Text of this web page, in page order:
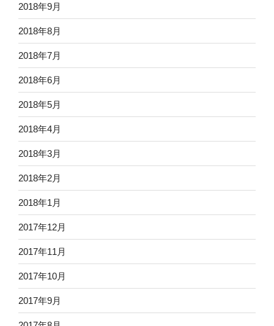
2018年9月
2018年8月
2018年7月
2018年6月
2018年5月
2018年4月
2018年3月
2018年2月
2018年1月
2017年12月
2017年11月
2017年10月
2017年9月